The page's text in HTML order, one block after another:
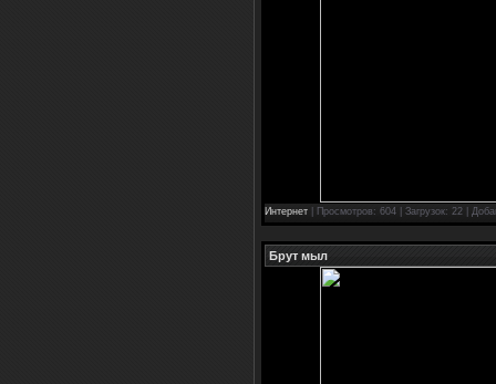
Интернет | Просмотров: 604 | Загрузок: 22 |
Брут мыл